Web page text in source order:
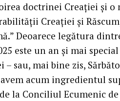
doctrinei Creației și o
Creației și
Deoarece legătura
este un an și mai
– sau, mai bine zis,
acum ingredientul
la Conciliul Ecumenic